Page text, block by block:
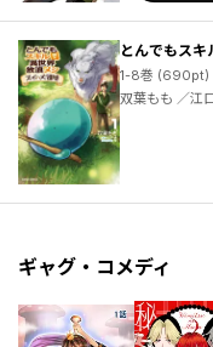
とんでもスキ
1-8巻 (690pt)
ギャグ・コメディ